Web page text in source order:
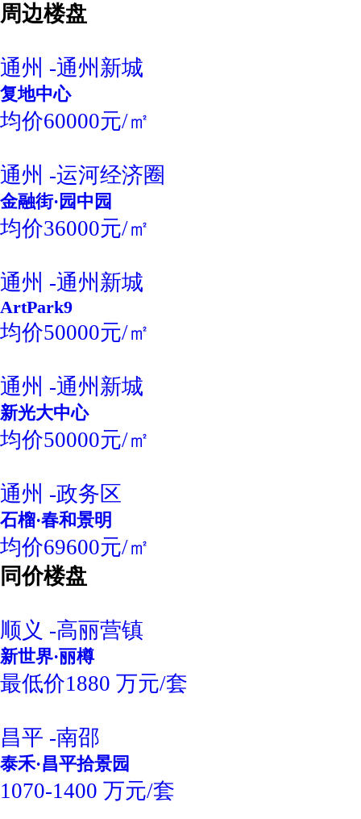
周边楼盘
通州 -通州新城
复地中心
均价60000元/㎡
通州 -运河经济圈
金融街·园中园
均价36000元/㎡
通州 -通州新城
ArtPark9
均价50000元/㎡
通州 -通州新城
新光大中心
均价50000元/㎡
通州 -政务区
石榴·春和景明
均价69600元/㎡
同价楼盘
顺义 -高丽营镇
新世界·丽樽
最低价1880 万元/套
昌平 -南邵
泰禾·昌平拾景园
1070-1400 万元/套